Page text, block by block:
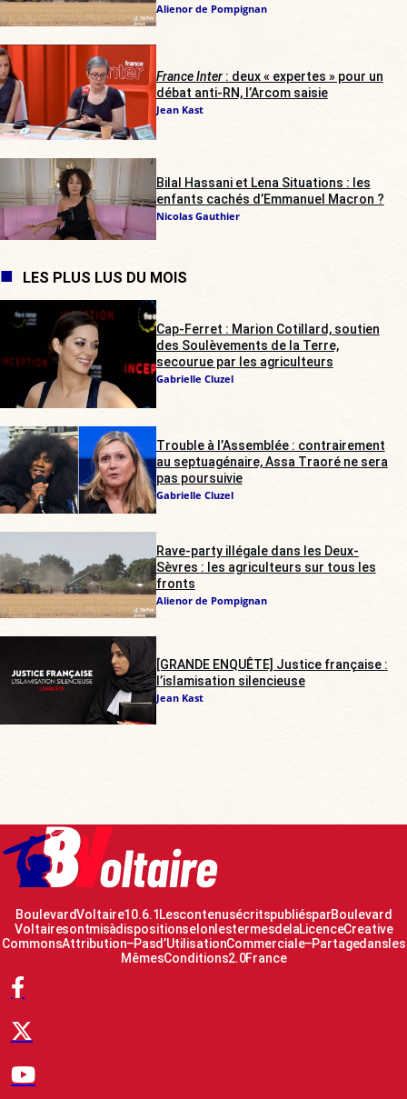
Alienor de Pompignan
France Inter: deux « expertes » pour un
débat anti-RN, l’Arcom saisie
Jean Kast
Bilal Hassani et Lena Situations : les
enfants cachés d’Emmanuel Macron ?
Nicolas Gauthier
LES PLUS LUS DU MOIS
Cap-Ferret : Marion Cotillard, soutien
des Soulèvements de la Terre,
secourue par les agriculteurs
Gabrielle Cluzel
Trouble à l’Assemblée : contrairement
au septuagénaire, Assa Traoré ne sera
pas poursuivie
Gabrielle Cluzel
Rave-party illégale dans les Deux-
Sèvres : les agriculteurs sur tous les
fronts
Alienor de Pompignan
[GRANDE ENQUÊTE] Justice française :
l’islamisation silencieuse
Jean Kast
Boulevard Voltaire 10.6.1 Les contenus écrits publiés par Boulevard
Voltaire sont mis à disposition selon les termes de la Licence Creative
Commons Attribution – Pas d’Utilisation Commerciale – Partage dans les
Mêmes Conditions 2.0 France